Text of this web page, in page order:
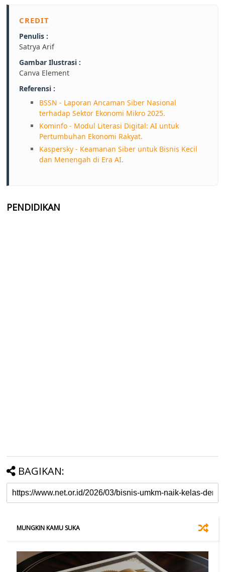
CREDIT
Penulis :
Satrya Arif
Gambar Ilustrasi :
Canva Element
Referensi :
BSSN - Laporan Ancaman Siber Nasional
terhadap Sektor Ekonomi Mikro 2025.
Kominfo - Modul Literasi Digital: AI untuk
Pertumbuhan Ekonomi Rakyat.
Kaspersky - Keamanan Siber untuk Bisnis Kecil
dan Menengah di Era AI.
PENDIDIKAN
BAGIKAN:
MUNGKIN KAMU SUKA